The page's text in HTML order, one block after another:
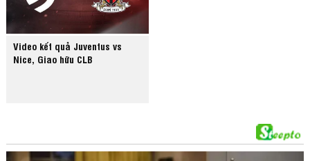
Video kết quả Juventus vs
Nice, Giao hữu CLB